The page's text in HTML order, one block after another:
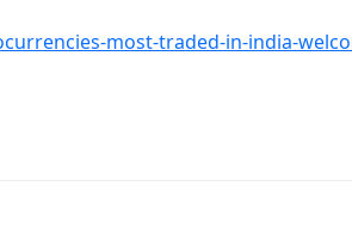
most-traded-in-india-